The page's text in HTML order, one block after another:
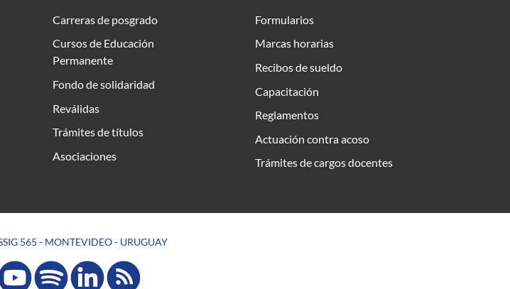
Carreras de posgrado
Cursos de Educación
Permanente
Fondo de solidaridad
Reválidas
Trámites de títulos
Asociaciones
Formularios
Marcas horarias
Recibos de sueldo
Capacitación
Reglamentos
Actuación contra acoso
Trámites de cargos docentes
565 - MONTEVIDEO - URUGUAY